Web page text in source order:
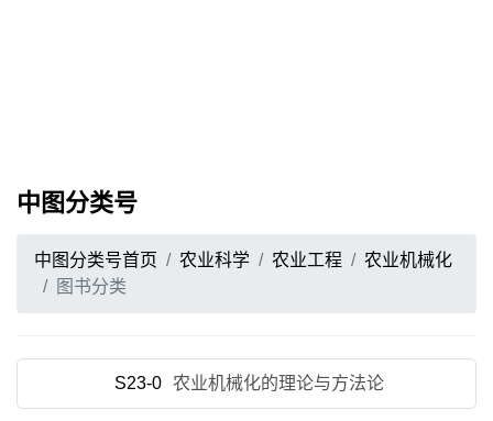
中图分类号
中图分类号首页 农业科学 农业工程
农业机械化
图书分类
S23-0 农业机械化的理论与方法论